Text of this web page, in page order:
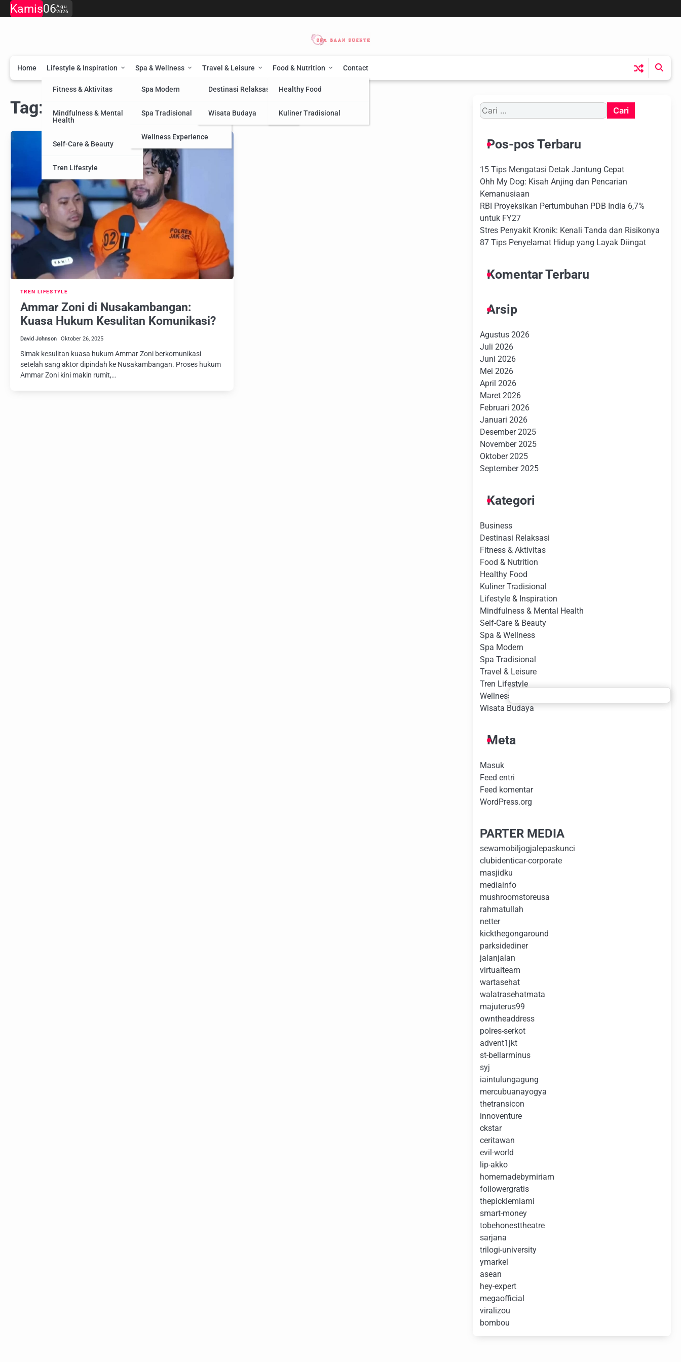
Skip
to
Kamis06Agu
2026
Home Lifestyle & Inspiration
Fitness & Aktivitas
Mindfulness & Mental
Health
Self-Care & Beauty
Tren Lifestyle
Spa & Wellness
Spa Modern
Spa Tradisional
Wellness Experience
Travel & Leisure
Destinasi Relaksasi
Wisata Budaya
Food & Nutrition
Healthy Food
Kuliner Tradisional
Contact
Tag: kuasa hukum
TREN LIFESTYLE
Ammar Zoni di Nusakambangan:
Kuasa Hukum Kesulitan Komunikasi?
David Johnson Oktober 26, 2025
Simak kesulitan kuasa hukum Ammar Zoni berkomunikasi
setelah sang aktor dipindah ke Nusakambangan. Proses hukum
Ammar Zoni kini makin rumit,…
Cari
untuk:
Pos-pos Terbaru
15 Tips Mengatasi Detak Jantung Cepat
Ohh My Dog: Kisah Anjing dan Pencarian
Kemanusiaan
RBI Proyeksikan Pertumbuhan PDB India 6,7%
untuk FY27
Stres Penyakit Kronik: Kenali Tanda dan Risikonya
87 Tips Penyelamat Hidup yang Layak Diingat
Komentar Terbaru
Arsip
Agustus 2026
Juli 2026
Juni 2026
Mei 2026
April 2026
Maret 2026
Februari 2026
Januari 2026
Desember 2025
November 2025
Oktober 2025
September 2025
Kategori
Business
Destinasi Relaksasi
Fitness & Aktivitas
Food & Nutrition
Healthy Food
Kuliner Tradisional
Lifestyle & Inspiration
Mindfulness & Mental Health
Self-Care & Beauty
Spa & Wellness
Spa Modern
Spa Tradisional
Travel & Leisure
Tren Lifestyle
Wellness Experience
Wisata Budaya
Meta
Masuk
Feed entri
Feed komentar
WordPress.org
PARTER MEDIA
sewamobiljogjalepaskunci
clubidenticar-corporate
masjidku
mediainfo
mushroomstoreusa
rahmatullah
netter
kickthegongaround
parksidediner
jalanjalan
virtualteam
wartasehat
walatrasehatmata
majuterus99
owntheaddress
polres-serkot
advent1jkt
st-bellarminus
syj
iaintulungagung
mercubuanayogya
thetransicon
innoventure
ckstar
ceritawan
evil-world
lip-akko
homemadebymiriam
followergratis
thepicklemiami
smart-money
tobehonesttheatre
sarjana
trilogi-university
ymarkel
asean
hey-expert
megaofficial
viralizou
bombou